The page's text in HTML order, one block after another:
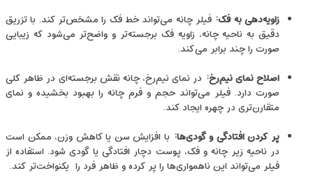
زاویه‌دهی به فک: فیلر چانه می‌تواند خط فک را مشخص‌تر کند. با تزریق
دقیق به ناحیه چانه، زاویه فک برجسته‌تر و واضح‌تر می‌شود که زیبایی
صورت را چند برابر می‌کند.
اصلاح نمای نیم‌رخ: در نمای نیم‌رخ، چانه نقش برجسته‌ای در ظاهر کلی
صورت دارد. فیلر می‌تواند حجم و فرم چانه را بهبود بخشیده و نمای
متقارن‌تری در چهره ایجاد کند.
پر کردن افتادگی و گودی‌ها: با افزایش سن یا کاهش وزن، ممکن است
در ناحیه زیر چانه و فک، پوست دچار افتادگی یا گودی شود. استفاده از
فیلر می‌تواند این ناهمواری‌ها را پر کرده و ظاهر فرد را یکنواخت‌تر کند.